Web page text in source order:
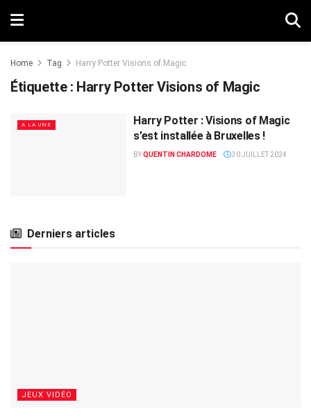
Home Tag Harry Potter Visions of Magic
Étiquette : Harry Potter Visions of Magic
A LA UNE
Harry Potter : Visions of Magic
s’est installée à Bruxelles !
BYQUENTIN CHARDOME 30 JUILLET 2024
Derniers articles
JEUX VIDÉO